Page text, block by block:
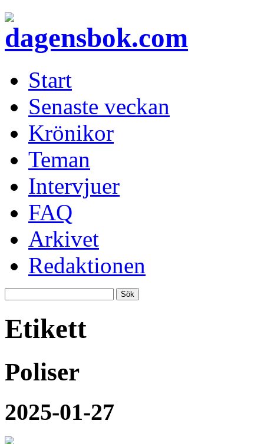
Start
Senaste veckan
Krönikor
Teman
Intervjuer
FAQ
Arkivet
Redaktionen
Etikett
Poliser
2025-01-27